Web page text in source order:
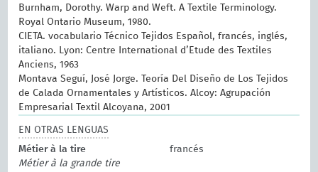
Burnham, Dorothy. Warp and Weft. A Textile Terminology.
Royal Ontario Museum, 1980.
CIETA. vocabulario Técnico Tejidos Español, francés, inglés,
italiano. Lyon: Centre International d’Etude des Textiles
Anciens, 1963
Montava Seguí, José Jorge. Teoría Del Diseño de Los Tejidos
de Calada Ornamentales y Artísticos. Alcoy: Agrupación
Empresarial Textil Alcoyana, 2001
EN OTRAS LENGUAS
Métier à la tire
francés
Métier à la grande tire